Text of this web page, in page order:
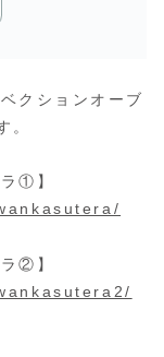
クションオーブ
。
①】
②】